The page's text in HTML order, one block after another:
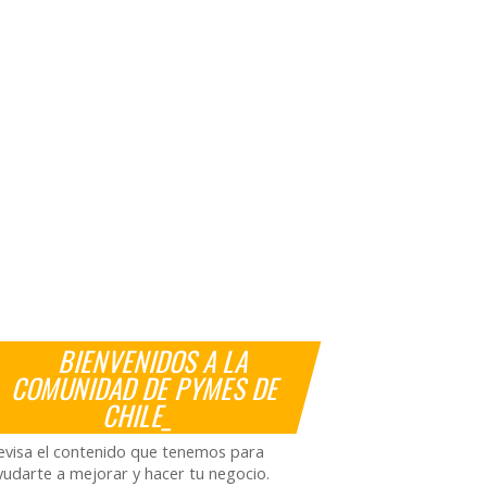
BIENVENIDOS A LA
COMUNIDAD DE PYMES DE
CHILE_
el contenido que tenemos para
a mejorar y hacer tu negocio.